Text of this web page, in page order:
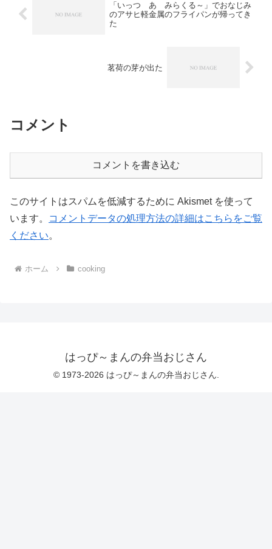
「いっつ あ みらくる～」でおなじみ
のアサヒ軽金属のフライパンが帰ってき
た
茗荷の芽が出た
コメント
コメントを書き込む
このサイトはスパムを低減するために Akismet を使って
います。
コメントデータの処理方法の詳細はこちらをご覧
ください。
ホーム cooking
はっぴ～まんの弁当おじさん
© 1973-2026 はっぴ～まんの弁当おじさん.